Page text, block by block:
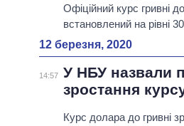
Офіційний курс гривні
встановлений на рівні
12 березня, 2020
14:57 У НБУ назвали
зростання
Курс долара до гривні